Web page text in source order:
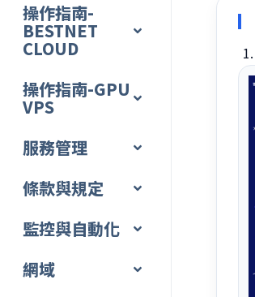
操作指南-
BESTNET
CLOUD
操作指南-GPU
VPS
服務管理
條款與規定
監控與自動化
網域